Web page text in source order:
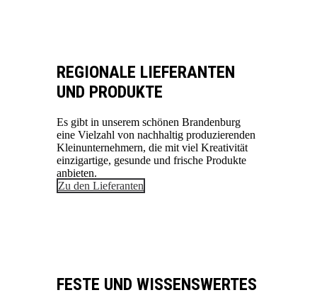
REGIONALE LIEFERANTEN
UND PRODUKTE
Es gibt in unserem schönen Brandenburg
eine Vielzahl von nachhaltig produzierenden
Kleinunternehmern, die mit viel Kreativität
einzigartige, gesunde und frische Produkte
anbieten.
Zu den Lieferanten
FESTE UND WISSENSWERTES